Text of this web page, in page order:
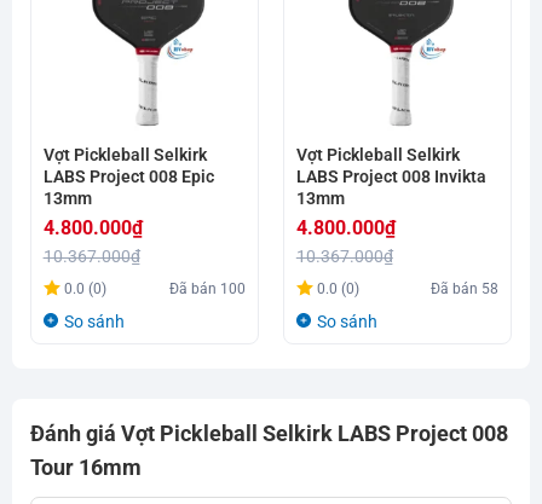
Vợt Pickleball Selkirk
LABS Project 008 Epic
13mm
10.367.000₫
Giá
gốc
4.800.000₫
Giá
hiện
0.0 (0) Đã bán 100
So sánh
Vợt Pickleball Selkirk
LABS Project 008 Invikta
13mm
10.367.000₫
Giá
gốc
4.800.000₫
Giá
hiện
0.0 (0) Đã bán 58
So sánh
Đánh giá Vợt Pickleball Selkirk LABS Project 008
Tour 16mm